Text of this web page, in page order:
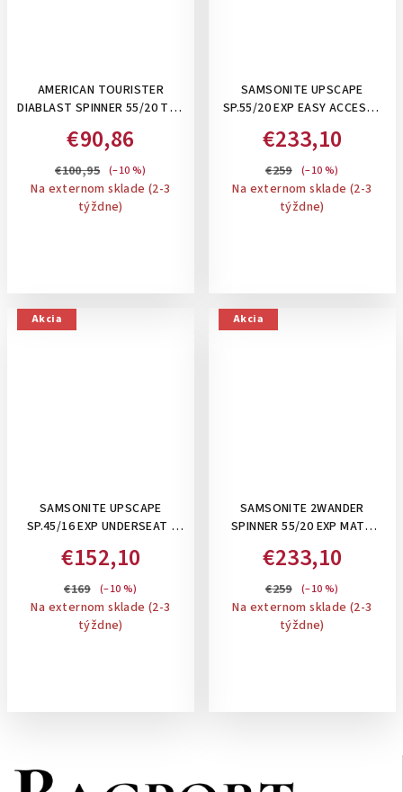
AMERICAN TOURISTER
DIABLAST SPINNER 55/20 TSA
KOLIESKACH: PINK GLITCH
€90,86
€100,95 (–10 %)
Na externom sklade (2-3
týždne)
SAMSONITE UPSCAPE
SP.55/20 EXP EASY ACCESS -
KUFOR 42–48 L S
PRIEHRADKOU NA
NOTEBOOK: BLUE NIGHTS
€233,10
€259 (–10 %)
Na externom sklade (2-3
týždne)
Akcia
SAMSONITE UPSCAPE
SP.45/16 EXP UNDERSEAT ,
POD SEDADLO 45 CM,
ROZŠÍRITEĽNÝ: BLUE NIGHTS
€152,10
€169 (–10 %)
Na externom sklade (2-3
týždne)
Akcia
SAMSONITE 2WANDER
SPINNER 55/20 EXP MATT
ROZŠÍRITEĽNÝ
€233,10
€259 (–10 %)
Na externom sklade (2-3
týždne)